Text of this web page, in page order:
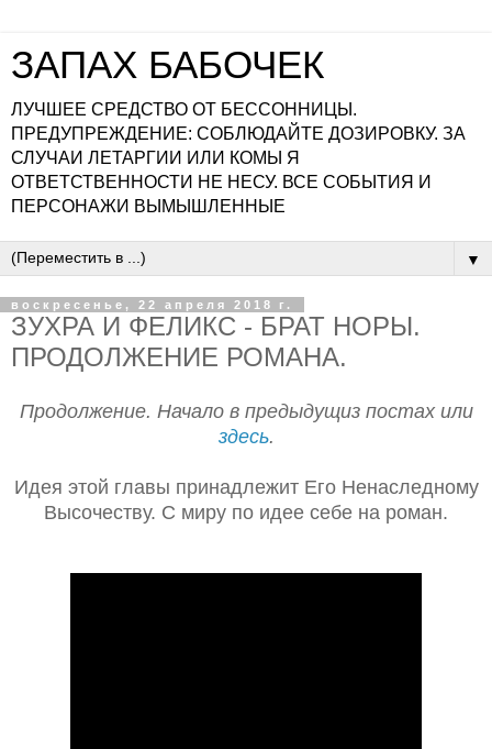
ЗАПАХ БАБОЧЕК
ЛУЧШЕЕ СРЕДСТВО ОТ БЕССОННИЦЫ.
ПРЕДУПРЕЖДЕНИЕ: СОБЛЮДАЙТЕ ДОЗИРОВКУ. ЗА
СЛУЧАИ ЛЕТАРГИИ ИЛИ КОМЫ Я
ОТВЕТСТВЕННОСТИ НЕ НЕСУ. ВСЕ СОБЫТИЯ И
ПЕРСОНАЖИ ВЫМЫШЛЕННЫЕ
▼
воскресенье, 22 апреля 2018 г.
ЗУХРА И ФЕЛИКС - БРАТ НОРЫ.
ПРОДОЛЖЕНИЕ РОМАНА.
Продолжение. Начало в предыдущиз постах или
здесь.
Идея этой главы принадлежит Его Ненаследному
Высочеству. С миру по идее себе на роман.